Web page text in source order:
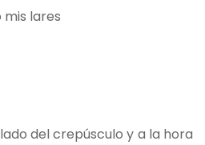
lares
del crepúsculo y a la hora